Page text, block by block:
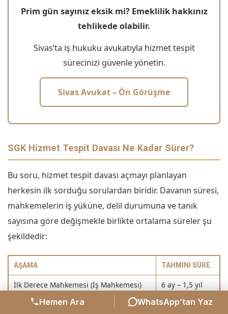
Hemen Ara WhatsApp’tan Yaz
Prim gün sayınız eksik mi? Emeklilik hakkınız
tehlikede olabilir.
Sivas’ta iş hukuku avukatıyla hizmet tespit
sürecinizi güvenle yönetin.
Sivas Avukat – Ön Görüşme
SGK Hizmet Tespit Davası Ne Kadar Sürer?
Bu soru, hizmet tespit davası açmayı planlayan
herkesin ilk sorduğu sorulardan biridir. Davanın süresi,
mahkemelerin iş yüküne, delil durumuna ve tanık
sayısına göre değişmekle birlikte ortalama süreler şu
şekildedir:
AŞAMA TAHMINI SÜRE
İlk Derece Mahkemesi (İş Mahkemesi)
6 ay – 1,5 yıl
İstinaf (Bölge Adliye Mahkemesi)
3 – 8 ay